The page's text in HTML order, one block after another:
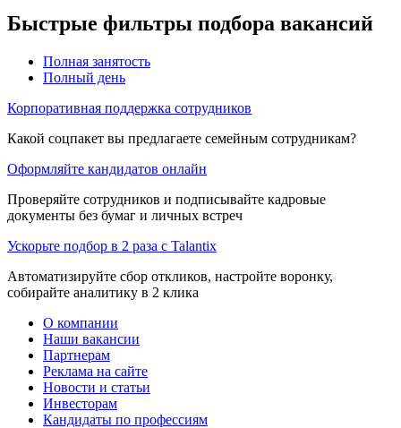
Быстрые фильтры подбора вакансий
Полная занятость
Полный день
Корпоративная поддержка сотрудников
Какой соцпакет вы предлагаете семейным сотрудникам?
Оформляйте кандидатов онлайн
Проверяйте сотрудников и подписывайте кадровые
документы без бумаг и личных встреч
Ускорьте подбор в 2 раза с Talantix
Автоматизируйте сбор откликов, настройте воронку,
собирайте аналитику в 2 клика
О компании
Наши вакансии
Партнерам
Реклама на сайте
Новости и статьи
Инвесторам
Кандидаты по профессиям